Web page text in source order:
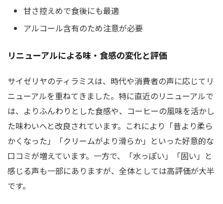
甘さ控えめで食後にも最適
アルコール含有のため注意が必要
リニューアルによる味・食感の変化と評価
サイゼリヤのティラミスは、時代や消費者の声に応じてリ
ニューアルを重ねてきました。特に直近のリニューアルで
は、よりふんわりとした食感や、コーヒーの風味を活かし
た味わいへと改良されています。これにより「昔より柔ら
かくなった」「クリームがより滑らか」といった好意的な
口コミが増えています。一方で、「水っぽい」「固い」と
感じる声も一部にありますが、全体としては高評価が大半
です。